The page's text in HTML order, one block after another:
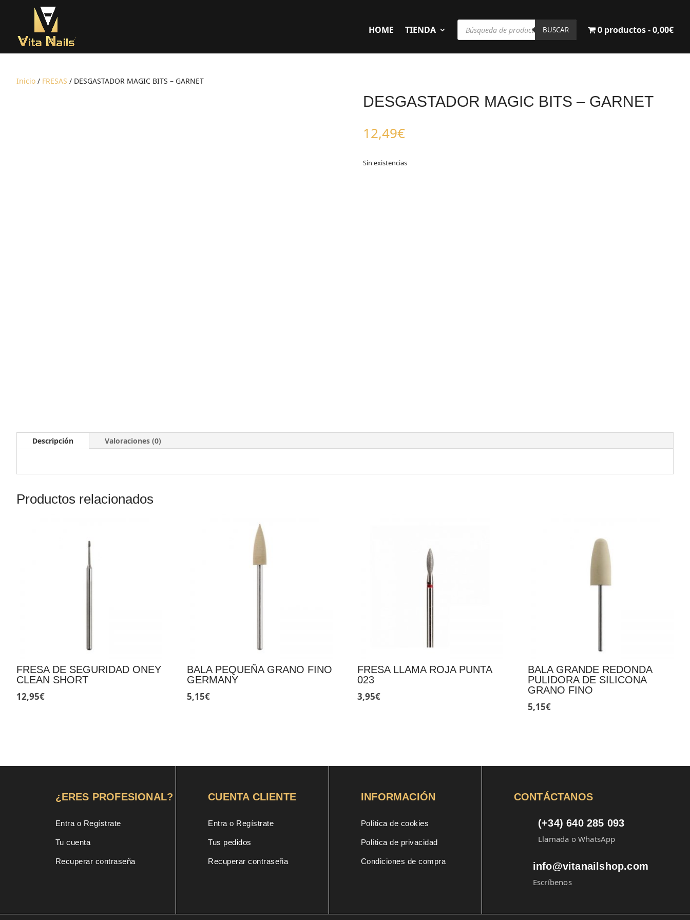
HOME TIENDA
Búsqueda
productos
BUSCAR 0 productos 0,00€
Inicio / FRESAS / DESGASTADOR MAGIC BITS – GARNET
DESGASTADOR MAGIC BITS – GARNET
12,49€
Sin existencias
Descripción Valoraciones (0)
Productos relacionados
FRESA DE SEGURIDAD ONEY
CLEAN SHORT
12,95€
BALA PEQUEÑA GRANO FINO
GERMANY
5,15€
FRESA LLAMA ROJA PUNTA
023
3,95€
BALA GRANDE REDONDA
PULIDORA DE SILICONA
GRANO FINO
5,15€
¿ERES PROFESIONAL?
Entra o Regístrate
Tu cuenta
Recuperar contraseña
CUENTA CLIENTE
Entra o Regístrate
Tus pedidos
Recuperar contraseña
INFORMACIÓN
Política de cookies
Política de privacidad
Condiciones de compra
CONTÁCTANOS
(+34) 640 285 093
Llamada o WhatsApp
info@vitanailshop.com
Escríbenos